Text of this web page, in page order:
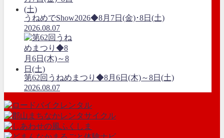
うねめでShow2026◆8月7日(金)･8日(土)
2026.08.07
第62回うねめまつり◆8月6日(木)～8日(土)
2026.08.07